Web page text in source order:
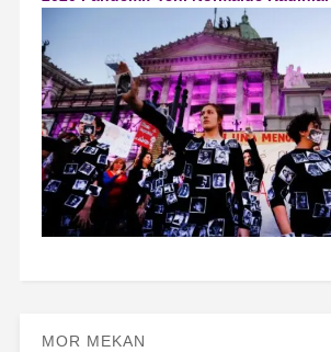
MOR MEKAN